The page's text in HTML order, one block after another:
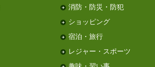
消防・防災・防犯
ショッピング
宿泊・旅行
レジャー・スポーツ